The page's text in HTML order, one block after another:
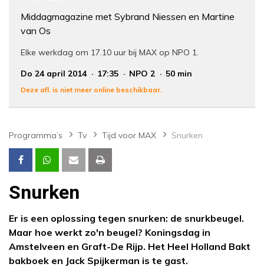
Middagmagazine met Sybrand Niessen en Martine
van Os
Elke werkdag om 17.10 uur bij MAX op NPO 1.
Do 24 april 2014
17:35 NPO 2 50 min
Deze afl. is niet meer online beschikbaar.
Programma’s Tv Tijd voor MAX Snurken
Snurken
Er is een oplossing tegen snurken: de snurkbeugel.
Maar hoe werkt zo'n beugel? Koningsdag in
Amstelveen en Graft-De Rijp. Het Heel Holland Bakt
bakboek en Jack Spijkerman is te gast.